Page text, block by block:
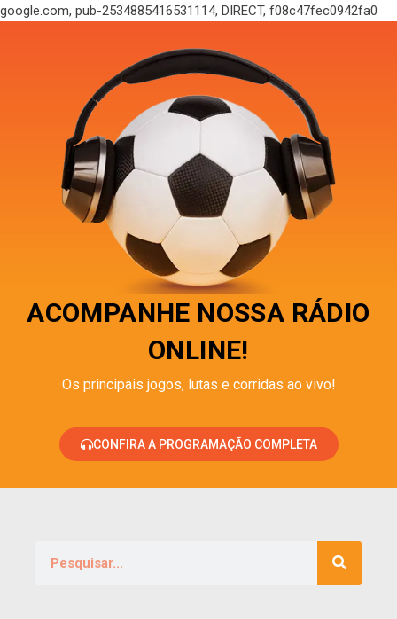
google.com, pub-2534885416531114, DIRECT, f08c47fec0942fa0
ACOMPANHE NOSSA RÁDIO
ONLINE!
Os principais jogos, lutas e corridas ao vivo!
CONFIRA A PROGRAMAÇÃO COMPLETA